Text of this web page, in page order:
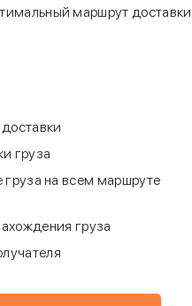
маршрут
груза
на всем маршруте
груза